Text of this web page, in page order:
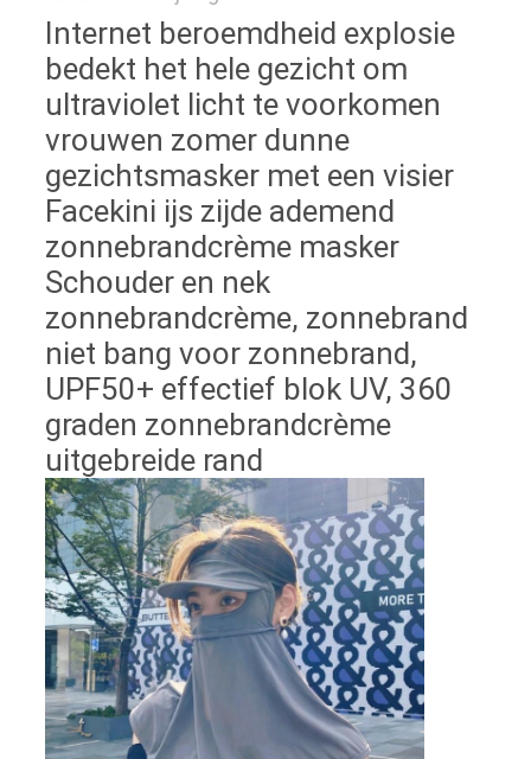
Internet beroemdheid explosie
bedekt het hele gezicht om
ultraviolet licht te voorkomen
vrouwen zomer dunne
gezichtsmasker met een visier
Facekini ijs zijde ademend
zonnebrandcrème masker
Schouder en nek
zonnebrandcrème, zonnebrand
niet bang voor zonnebrand,
UPF50+ effectief blok UV, 360
graden zonnebrandcrème
uitgebreide rand